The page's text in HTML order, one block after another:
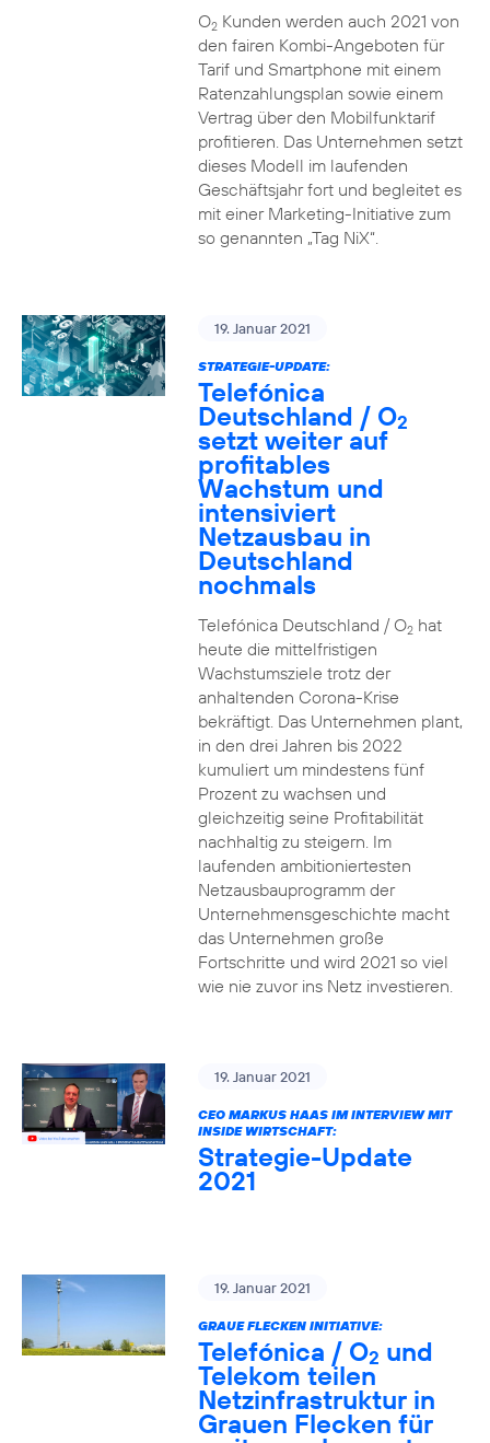
O2Kunden werden auch 2021 von
den fairen Kombi-Angeboten für
Tarif und Smartphone mit einem
Ratenzahlungsplan sowie einem
Vertrag über den Mobilfunktarif
profitieren. Das Unternehmen setzt
dieses Modell im laufenden
Geschäftsjahr fort und begleitet es
mit einer Marketing-Initiative zum
so genannten „Tag NiX“.
19. Januar 2021
STRATEGIE-UPDATE:
Telefónica
Deutschland / O2
setzt weiter auf
profitables
Wachstum und
intensiviert
Netzausbau in
Deutschland
nochmals
Telefónica Deutschland / O2hat
heute die mittelfristigen
Wachstumsziele trotz der
anhaltenden Corona-Krise
bekräftigt. Das Unternehmen plant,
in den drei Jahren bis 2022
kumuliert um mindestens fünf
Prozent zu wachsen und
gleichzeitig seine Profitabilität
nachhaltig zu steigern. Im
laufenden ambitioniertesten
Netzausbauprogramm der
Unternehmensgeschichte macht
das Unternehmen große
Fortschritte und wird 2021 so viel
wie nie zuvor ins Netz investieren.
19. Januar 2021
CEO MARKUS HAAS IM INTERVIEW MIT
INSIDE WIRTSCHAFT:
Strategie-Update
2021
19. Januar 2021
GRAUE FLECKEN INITIATIVE:
Telefónica / O2 und
Telekom teilen
Netzinfrastruktur in
Grauen Flecken für